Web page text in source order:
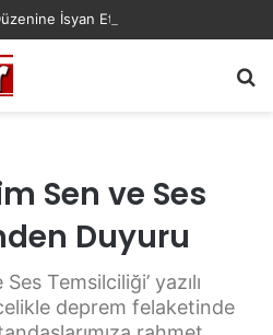
İsyan Etti!
Sen ve Ses
Duyuru
Temsilciliği’ yazılı
deprem felaketinde